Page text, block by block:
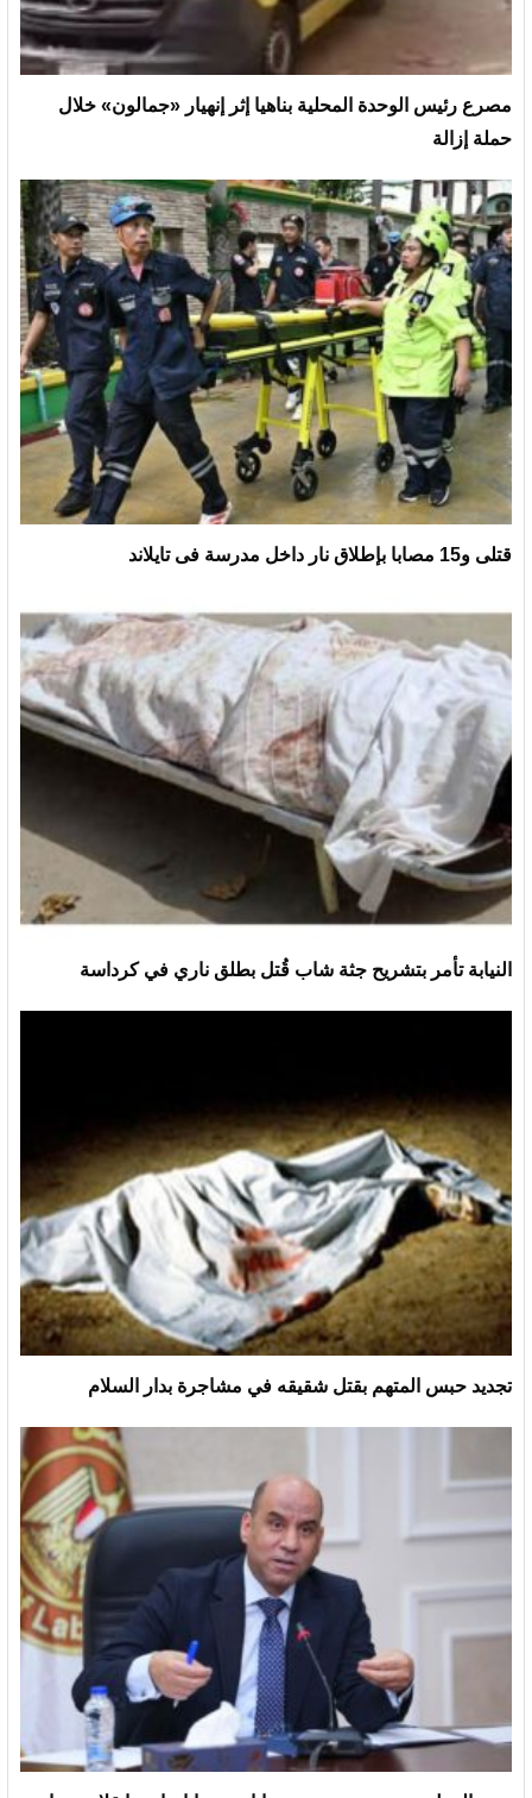
مصرع رئيس الوحدة المحلية بناهيا إثر إنهيار «جمالون» خلال
حملة إزالة
قتلى و15 مصابا بإطلاق نار داخل مدرسة فى تايلاند
النيابة تأمر بتشريح جثة شاب قُتل بطلق ناري في كرداسة
تجديد حبس المتهم بقتل شقيقه في مشاجرة بدار السلام